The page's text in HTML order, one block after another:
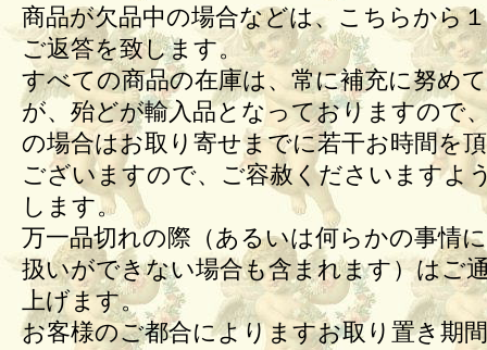
商品が欠品中の場合などは、こちらから
ご返答を致します。
すべての商品の在庫は、常に補充に努め
が、殆どが輸入品となっておりますので
の場合はお取り寄せまでに若干お時間を
ございますので、ご容赦くださいますよ
します。
万一品切れの際（あるいは何らかの事情
扱いができない場合も含まれます）はご
上げます。
お客様のご都合によりますお取り置き期